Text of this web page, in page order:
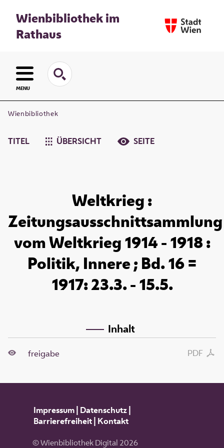
Wienbibliothek im
Rathaus
MENU
Wienbibliothek
TITEL ÜBERSICHT SEITE
Weltkrieg :
Zeitungsausschnittsammlung
vom Weltkrieg 1914 - 1918 :
Politik, Innere ; Bd. 16 =
1917: 23.3. - 15.5.
Inhalt
PDF
freigabe
Impressum| Datenschutz|
Barrierefreiheit| Kontakt
© Wienbibliothek Digital 2026